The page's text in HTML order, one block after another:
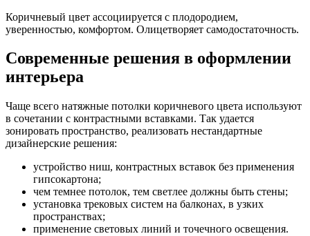
Коричневый цвет ассоциируется с плодородием,
уверенностью, комфортом. Олицетворяет самодостаточность.
Современные решения в оформлении
интерьера
Чаще всего натяжные потолки коричневого цвета используют
в сочетании с контрастными вставками. Так удается
зонировать пространство, реализовать нестандартные
дизайнерские решения:
устройство ниш, контрастных вставок без применения
гипсокартона;
чем темнее потолок, тем светлее должны быть стены;
установка трековых систем на балконах, в узких
пространствах;
применение световых линий и точечного освещения.